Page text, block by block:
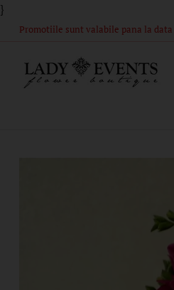
}
Comandă acum – Livrare în 1-2